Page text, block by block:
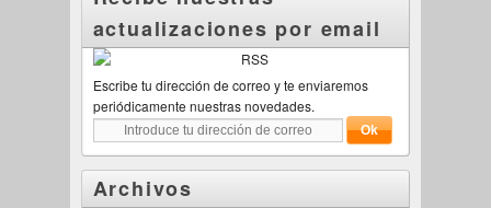
actualizaciones por email
Escribe tu dirección de correo y te enviaremos
periódicamente nuestras novedades.
Archivos